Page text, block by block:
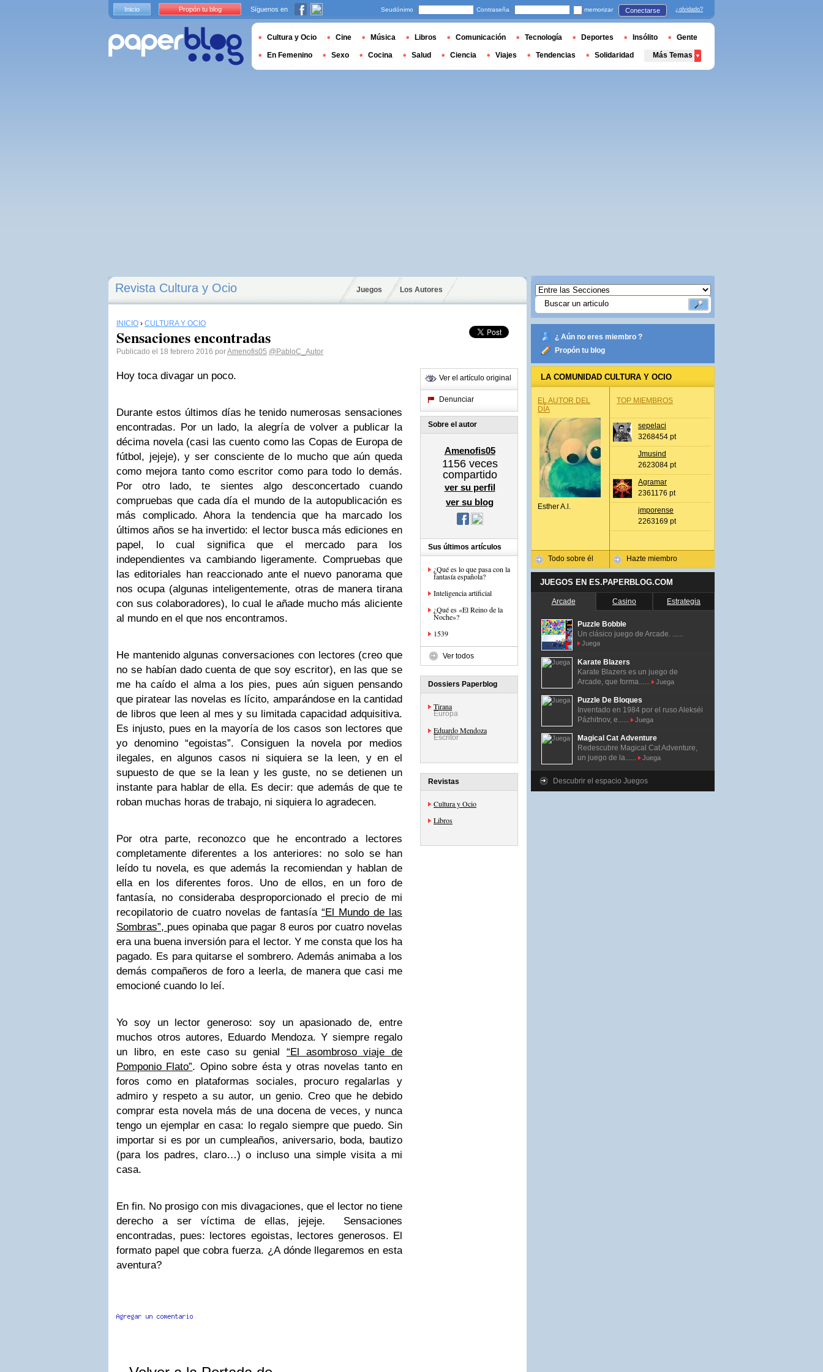
Revista Cultura y Ocio Juegos Los Autores
INICIO › CULTURA Y OCIO
Sensaciones encontradas
Publicado el 18 febrero 2016 porAmenofis05 @PabloC_Autor
Hoy toca divagar un poco.
Durante estos últimos días he tenido numerosas sensaciones
encontradas. Por un lado, la alegría de volver a publicar la
décima novela (casi las cuento como las Copas de Europa de
fútbol, jejeje), y ser consciente de lo mucho que aún queda
como mejora tanto como escritor como para todo lo demás.
Por otro lado, te sientes algo desconcertado cuando
compruebas que cada día el mundo de la autopublicación es
más complicado. Ahora la tendencia que ha marcado los
últimos años se ha invertido: el lector busca más ediciones en
papel, lo cual significa que el mercado para los
independientes va cambiando ligeramente. Compruebas que
las editoriales han reaccionado ante el nuevo panorama que
nos ocupa (algunas inteligentemente, otras de manera tirana
con sus colaboradores), lo cual le añade mucho más aliciente
al mundo en el que nos encontramos.
He mantenido algunas conversaciones con lectores (creo que
no se habían dado cuenta de que soy escritor), en las que se
me ha caído el alma a los pies, pues aún siguen pensando
que piratear las novelas es lícito, amparándose en la cantidad
de libros que leen al mes y su limitada capacidad adquisitiva.
Es injusto, pues en la mayoría de los casos son lectores que
yo denomino “egoistas”. Consiguen la novela por medios
ilegales, en algunos casos ni siquiera se la leen, y en el
supuesto de que se la lean y les guste, no se detienen un
instante para hablar de ella. Es decir: que además de que te
roban muchas horas de trabajo, ni siquiera lo agradecen.
Por otra parte, reconozco que he encontrado a lectores
completamente diferentes a los anteriores: no solo se han
leído tu novela, es que además la recomiendan y hablan de
ella en los diferentes foros. Uno de ellos, en un foro de
fantasía, no consideraba desproporcionado el precio de mi
recopilatorio de cuatro novelas de fantasía “El Mundo de las
Sombras”, pues opinaba que pagar 8 euros por cuatro novelas
era una buena inversión para el lector. Y me consta que los ha
pagado. Es para quitarse el sombrero. Además animaba a los
demás compañeros de foro a leerla, de manera que casi me
emocioné cuando lo leí.
Yo soy un lector generoso: soy un apasionado de, entre
muchos otros autores, Eduardo Mendoza. Y siempre regalo
un libro, en este caso su genial “El asombroso viaje de
Pomponio Flato”. Opino sobre ésta y otras novelas tanto en
foros como en plataformas sociales, procuro regalarlas y
admiro y respeto a su autor, un genio. Creo que he debido
comprar esta novela más de una docena de veces, y nunca
tengo un ejemplar en casa: lo regalo siempre que puedo. Sin
importar si es por un cumpleaños, aniversario, boda, bautizo
(para los padres, claro…) o incluso una simple visita a mi
casa.
En fin. No prosigo con mis divagaciones, que el lector no tiene
derecho a ser víctima de ellas, jejeje. Sensaciones
encontradas, pues: lectores egoistas, lectores generosos. El
formato papel que cobra fuerza. ¿A dónde llegaremos en esta
aventura?
Ver el artículo original
Denunciar
Sobre el autor
Amenofis05
1156veces
compartido
ver su perfil
ver su blog
Sus últimos artículos
¿Qué es lo que pasa con la
fantasía española?
Inteligencia artificial
¿Qué es «El Reino de la
Noche»?
1539
Ver todos
Dossiers Paperblog
Tirana
Europa
Eduardo Mendoza
Escritor
Revistas
Cultura y Ocio
Libros
¿ Aún no eres miembro ?
Propón tu blog
LA COMUNIDAD CULTURA Y OCIO
EL AUTOR DEL
DÍA
Esther A.l.
Todo sobre él
TOP MIEMBROS
sepelaci
3268454 pt
Jmusind
2623084 pt
Agramar
2361176 pt
jmporense
2263169 pt
Hazte miembro
JUEGOS EN ES.PAPERBLOG.COM
Arcade Casino Estrategia
Puzzle Bobble
Un clásico juego de Arcade. ......
Juega
Karate Blazers
Karate Blazers es un juego de
Arcade, que forma......
Juega
Puzzle De Bloques
Inventado en 1984 por el ruso Alekséi
Pázhitnov, e......
Juega
Magical Cat Adventure
Redescubre Magical Cat Adventure,
un juego de la......
Juega
Descubrir el espacio Juegos
Inicio Propón tu blog Síguenos en Seudónimo Contraseña memorizar Conectarse ¿olvidado?
Cultura y Ocio Cine Música Libros Comunicación Tecnología Deportes Insólito Gente
En Femenino Sexo Cocina Salud Ciencia Viajes Tendencias Solidaridad Más Temas